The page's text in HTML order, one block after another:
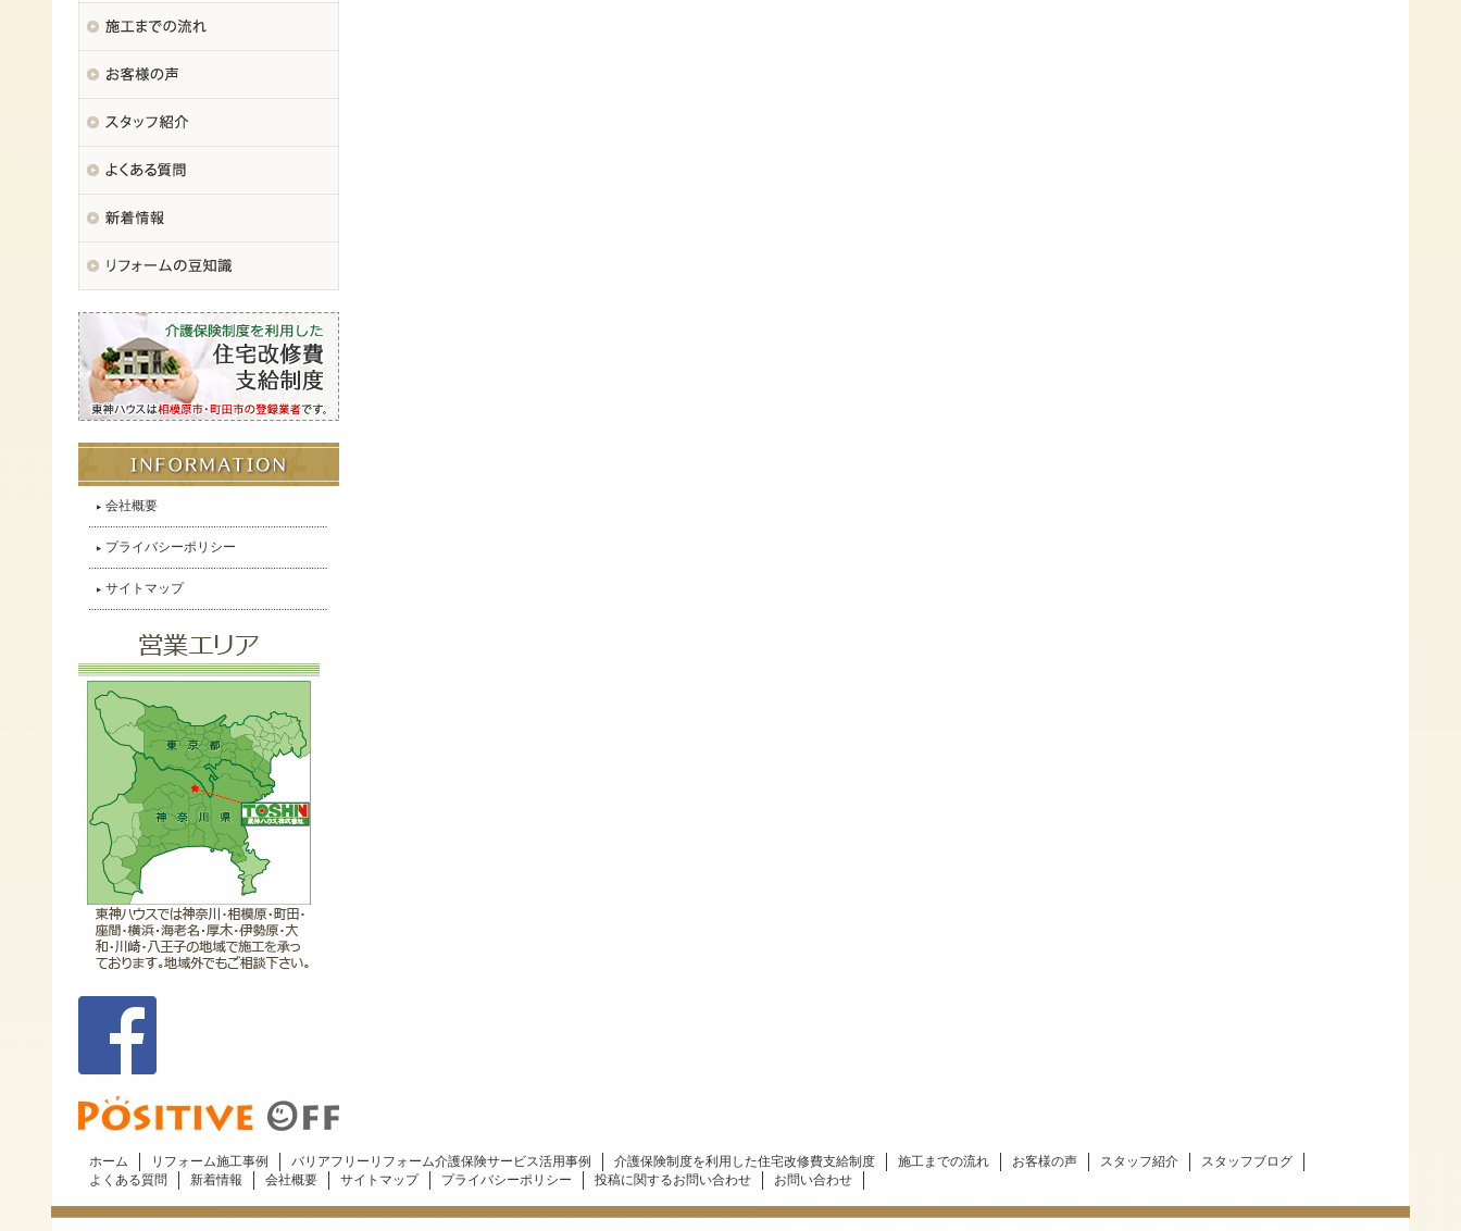
会社概要
プライバシーポリシー
サイトマップ
ホーム リフォーム施工事例 バリアフリーリフォーム介護保険サービス活用事例 介護保険制度を利用した住宅改修費支給制度 施工までの流れ お客様の声 スタッフ紹介
スタッフブログ
よくある質問
新着情報 会社概要 サイトマップ プライバシーポリシー 投稿に関するお問い合わせ お問い合わせ